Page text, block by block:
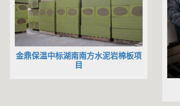
金鼎保温中标湖南南方水泥岩棉板项
目